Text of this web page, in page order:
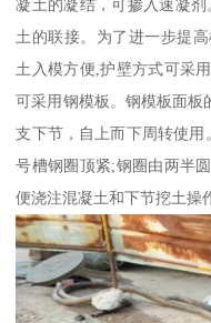
凝土的凝结，可掺入速凝
土的联接。为了进一步提
土入模方便,护壁方式可采
可采用钢模板。钢模板面板
支下节，自上而下周转使
号槽钢圈顶紧;钢圈由两半
便浇注混凝土和下节挖土操